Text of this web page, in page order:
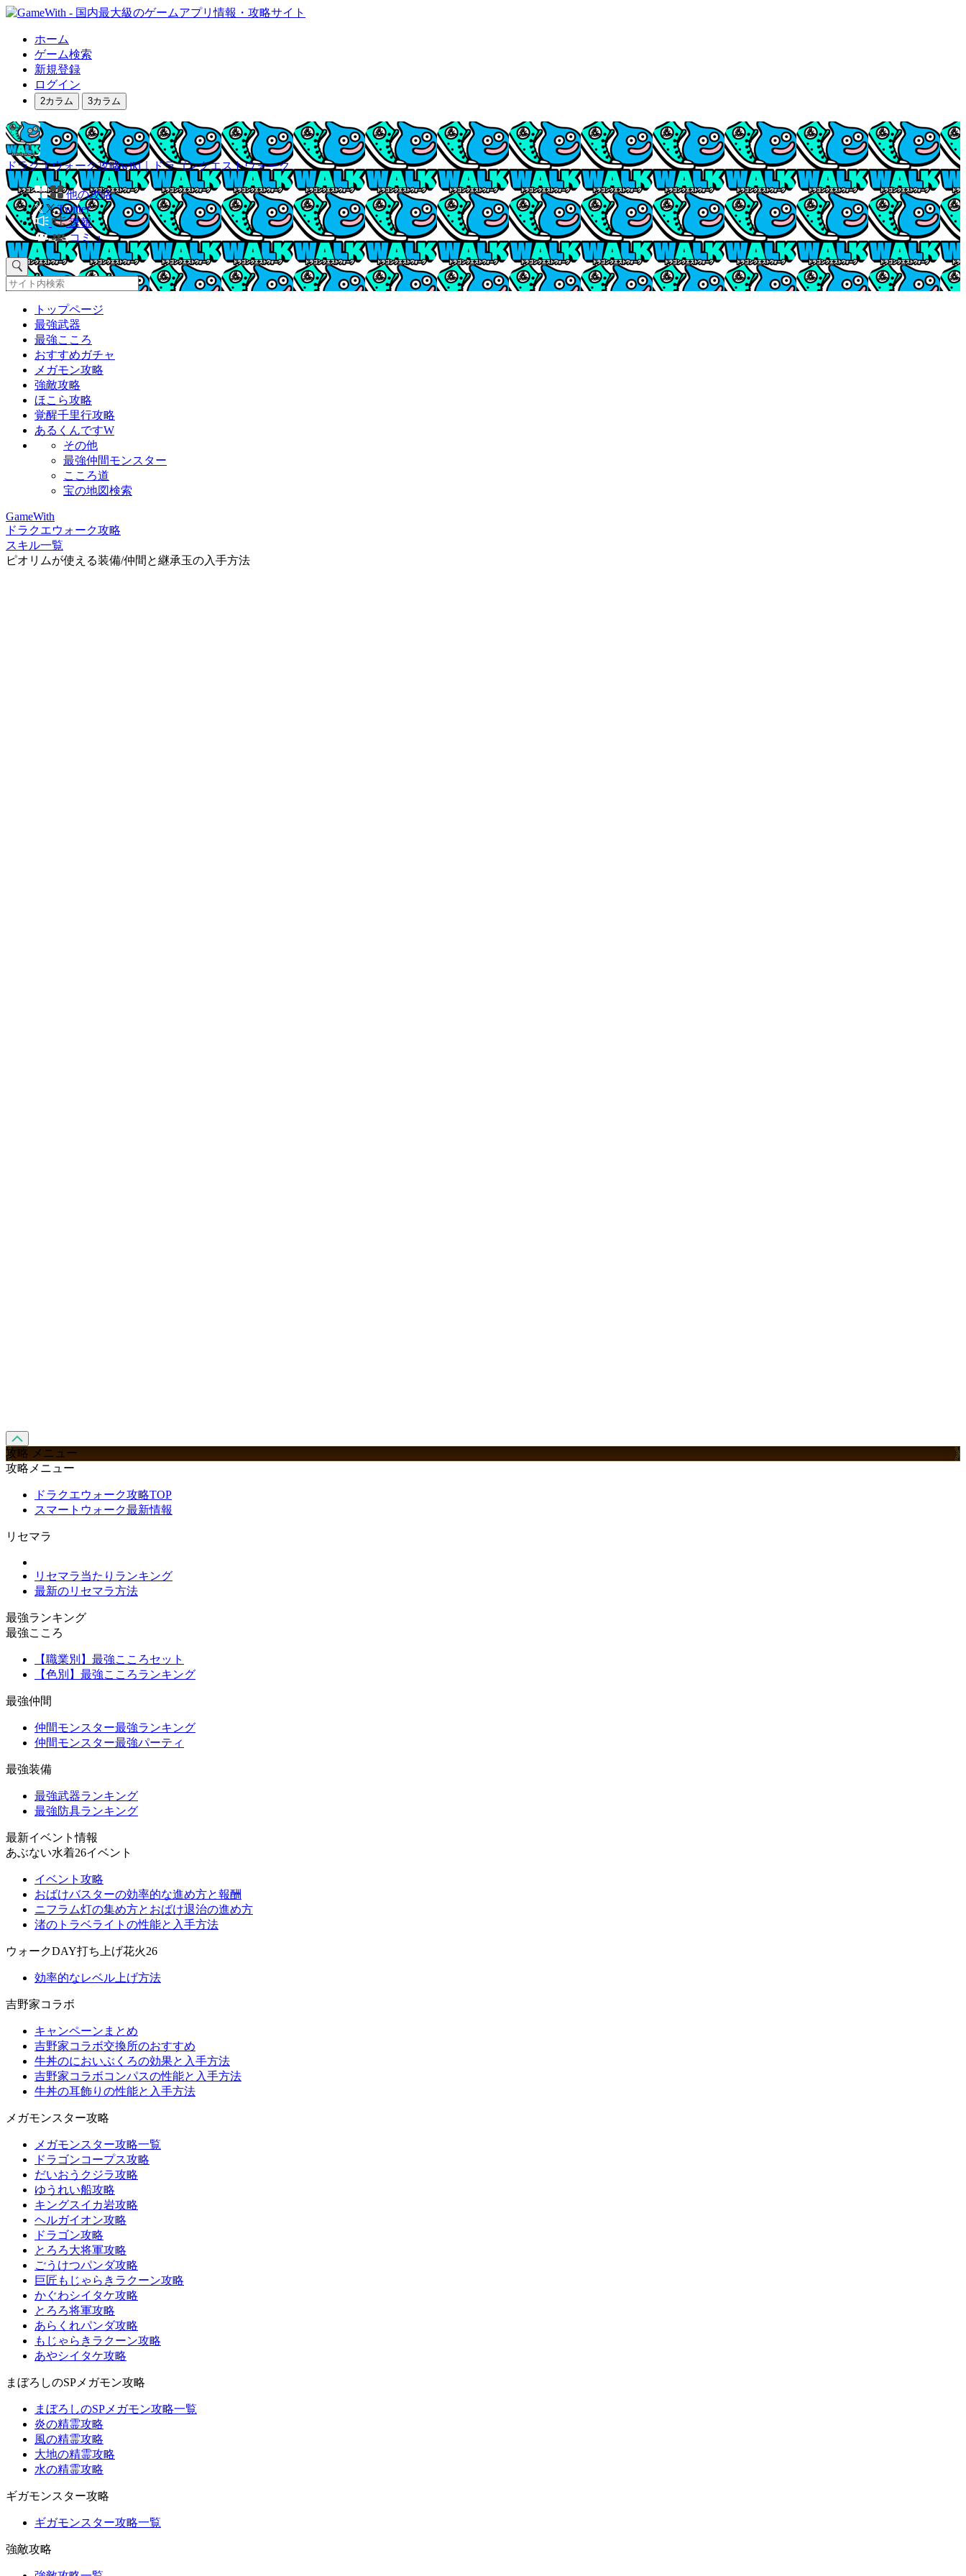
ホーム
ゲーム検索
新規登録
ログイン
2カラム 3カラム
ドラクエウォーク攻略wiki｜ドラゴンクエストウォーク
他の攻略
Twitter
速報
コミュ
トップページ
最強武器
最強こころ
おすすめガチャ
メガモン攻略
強敵攻略
ほこら攻略
覚醒千里行攻略
あるくんですW
その他
最強仲間モンスター
こころ道
宝の地図検索
GameWith
ドラクエウォーク攻略
スキル一覧
ピオリムが使える装備/仲間と継承玉の入手方法
攻略 メニュー
攻略メニュー
ドラクエウォーク攻略TOP
スマートウォーク最新情報
リセマラ
リセマラ当たりランキング
最新のリセマラ方法
最強ランキング
最強こころ
【職業別】最強こころセット
【色別】最強こころランキング
最強仲間
仲間モンスター最強ランキング
仲間モンスター最強パーティ
最強装備
最強武器ランキング
最強防具ランキング
最新イベント情報
あぶない水着26イベント
イベント攻略
おばけバスターの効率的な進め方と報酬
ニフラム灯の集め方とおばけ退治の進め方
渚のトラベライトの性能と入手方法
ウォークDAY打ち上げ花火26
効率的なレベル上げ方法
吉野家コラボ
キャンペーンまとめ
吉野家コラボ交換所のおすすめ
牛丼のにおいぶくろの効果と入手方法
吉野家コラボコンパスの性能と入手方法
牛丼の耳飾りの性能と入手方法
メガモンスター攻略
メガモンスター攻略一覧
ドラゴンコープス攻略
だいおうクジラ攻略
ゆうれい船攻略
キングスイカ岩攻略
ヘルガイオン攻略
ドラゴン攻略
とろろ大将軍攻略
ごうけつパンダ攻略
巨匠もじゃらきラクーン攻略
かぐわシイタケ攻略
とろろ将軍攻略
あらくれパンダ攻略
もじゃらきラクーン攻略
あやシイタケ攻略
まぼろしのSPメガモン攻略
まぼろしのSPメガモン攻略一覧
炎の精霊攻略
風の精霊攻略
大地の精霊攻略
水の精霊攻略
ギガモンスター攻略
ギガモンスター攻略一覧
強敵攻略